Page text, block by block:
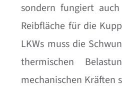
sondern fungiert
Reibfläche für die
LKWs muss die
thermischen
mechanischen Kräften